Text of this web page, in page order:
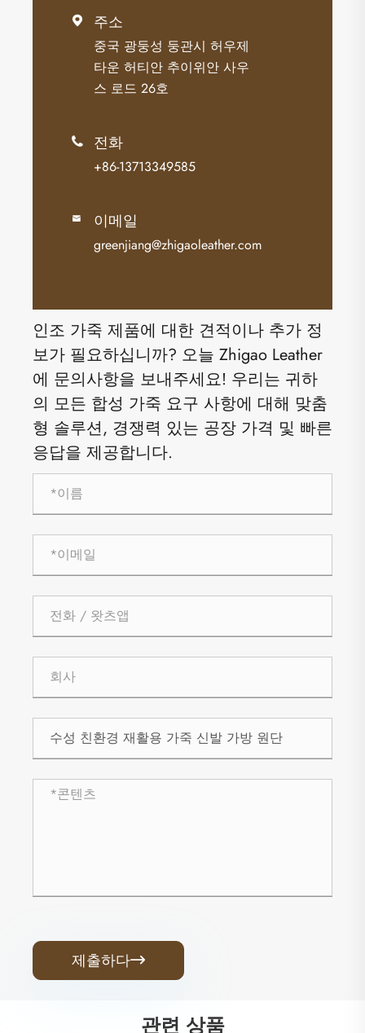
 주소
중국 광둥성 둥관시 허우제
타운 허티안 추이위안 사우
스 로드 26호
 전화
+86-13713349585
 이메일
greenjiang@zhigaoleather.com
인조 가죽 제품에 대한 견적이나 추가 정
보가 필요하십니까? 오늘 Zhigao Leather
에 문의사항을 보내주세요! 우리는 귀하
의 모든 합성 가죽 요구 사항에 대해 맞춤
형 솔루션, 경쟁력 있는 공장 가격 및 빠른
응답을 제공합니다.
제출하다
관련 상품